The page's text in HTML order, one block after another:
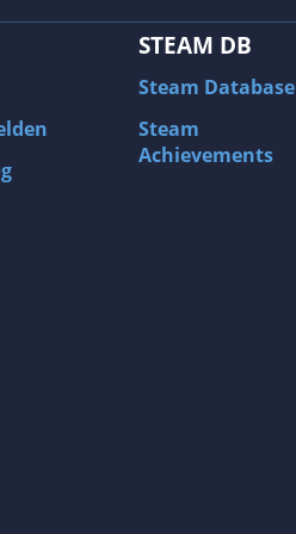
STEAM DB
Steam Database
Steam
Achievements